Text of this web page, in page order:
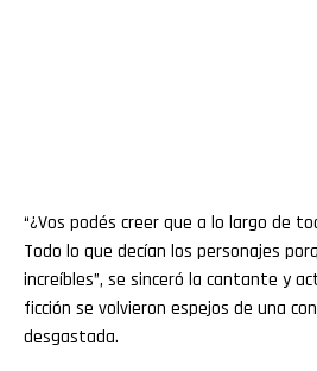
“¿Vos podés creer que a lo largo de
Todo lo que decían los personajes
increíbles”, se sinceró la cantante y
ficción se volvieron espejos de una
desgastada.